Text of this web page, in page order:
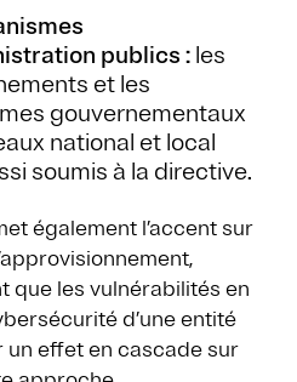
publics :les
et les
gouvernementaux
national et local
soumis à la directive.
également l’accent sur
que les vulnérabilités en
d’une entité
un effet en cascade sur